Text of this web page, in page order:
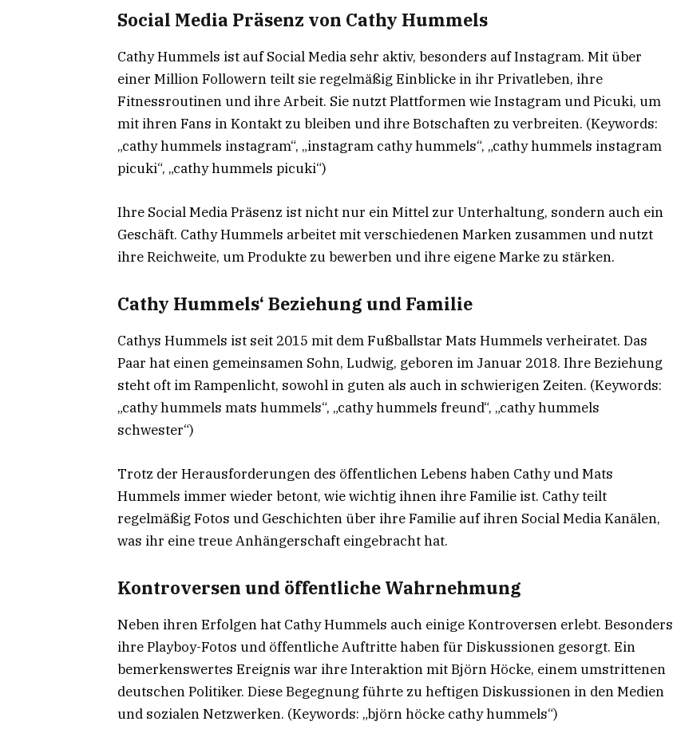
Social Media Präsenz von Cathy Hummels
Cathy Hummels ist auf Social Media sehr aktiv, besonders auf Instagram. Mit über
einer Million Followern teilt sie regelmäßig Einblicke in ihr Privatleben, ihre
Fitnessroutinen und ihre Arbeit. Sie nutzt Plattformen wie Instagram und Picuki, um
mit ihren Fans in Kontakt zu bleiben und ihre Botschaften zu verbreiten. (Keywords:
„cathy hummels instagram“, „instagram cathy hummels“, „cathy hummels instagram
picuki“, „cathy hummels picuki“)
Ihre Social Media Präsenz ist nicht nur ein Mittel zur Unterhaltung, sondern auch ein
Geschäft. Cathy Hummels arbeitet mit verschiedenen Marken zusammen und nutzt
ihre Reichweite, um Produkte zu bewerben und ihre eigene Marke zu stärken.
Cathy Hummels‘ Beziehung und Familie
Cathys Hummels ist seit 2015 mit dem Fußballstar Mats Hummels verheiratet. Das
Paar hat einen gemeinsamen Sohn, Ludwig, geboren im Januar 2018. Ihre Beziehung
steht oft im Rampenlicht, sowohl in guten als auch in schwierigen Zeiten. (Keywords:
„cathy hummels mats hummels“, „cathy hummels freund“, „cathy hummels
schwester“)
Trotz der Herausforderungen des öffentlichen Lebens haben Cathy und Mats
Hummels immer wieder betont, wie wichtig ihnen ihre Familie ist. Cathy teilt
regelmäßig Fotos und Geschichten über ihre Familie auf ihren Social Media Kanälen,
was ihr eine treue Anhängerschaft eingebracht hat.
Kontroversen und öffentliche Wahrnehmung
Neben ihren Erfolgen hat Cathy Hummels auch einige Kontroversen erlebt. Besonders
ihre Playboy-Fotos und öffentliche Auftritte haben für Diskussionen gesorgt. Ein
bemerkenswertes Ereignis war ihre Interaktion mit Björn Höcke, einem umstrittenen
deutschen Politiker. Diese Begegnung führte zu heftigen Diskussionen in den Medien
und sozialen Netzwerken. (Keywords: „björn höcke cathy hummels“)